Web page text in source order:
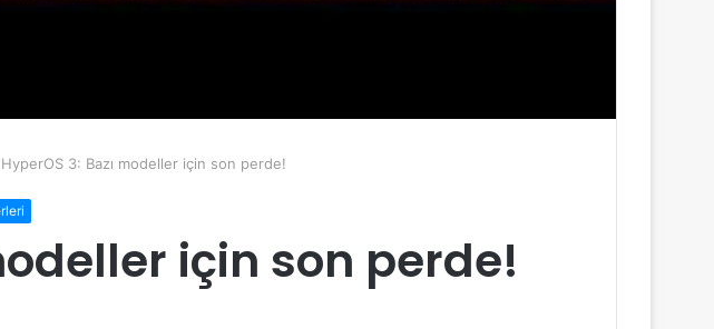
3: Bazı modeller için son perde!
için son perde!